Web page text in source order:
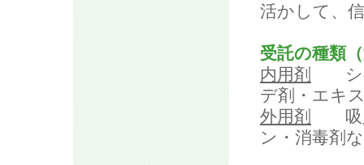
活かして、
受託の種類
内用剤
シロ
デ剤・エキ
外用剤
吸入
ン・消毒剤